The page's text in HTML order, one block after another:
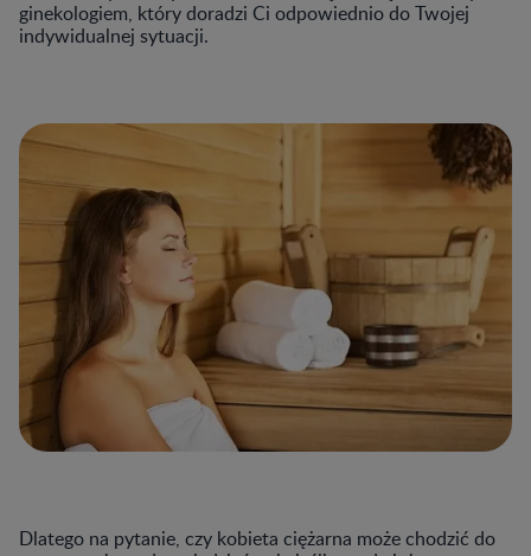
ginekologiem, który doradzi Ci odpowiednio do Twojej
indywidualnej sytuacji.
Dlatego na pytanie, czy kobieta ciężarna może chodzić do